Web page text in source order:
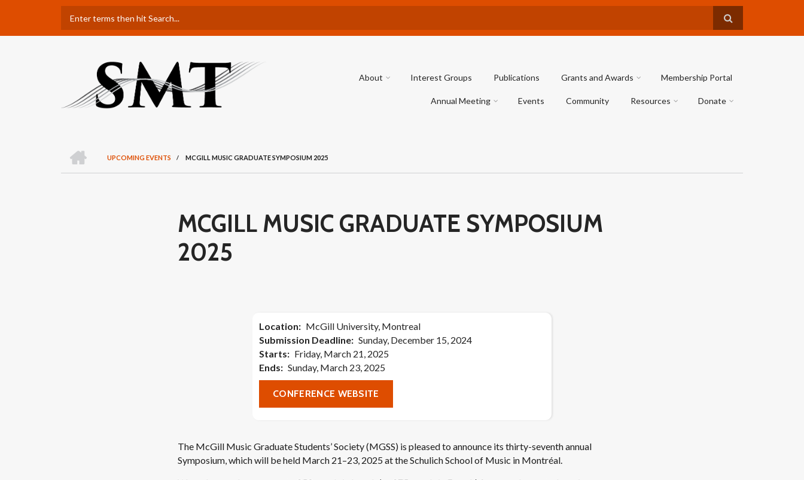
main
Search
About Interest Groups Publications Grants and Awards Membership Portal
Annual Meeting Events Community Resources Donate
BREADCRUMB
O
M
E
UPCOMING EVENTS / MCGILL MUSIC GRADUATE SYMPOSIUM 2025
MCGILL MUSIC GRADUATE SYMPOSIUM
2025
Location
McGill University, Montreal
Submission Deadline
Sunday, December 15, 2024
Starts
Friday, March 21, 2025
Ends
Sunday, March 23, 2025
CONFERENCE WEBSITE
The McGill Music Graduate Students’ Society (MGSS) is pleased to announce its thirty-seventh annual
Symposium, which will be held March 21–23, 2025 at the Schulich School of Music in Montréal.